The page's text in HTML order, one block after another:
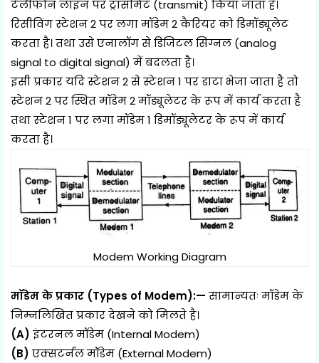
टेलीफोन लाइन पर ट्रांसमिट (transmit) किया जाता है।
रिसीविंग स्टेशन 2 पर लगा मॉडेम 2 कैरियर को डिमॉड्यूलेट
करता है। तथा उसे एनालॉग से डिजिटल सिग्नल (analog
signal to digital signal) में बदलता है।
इसी प्रकार यदि स्टेशन 2 से स्टेशन 1 पर डाटा भेजा जाता है तो
स्टेशन 2 पर स्थित मॉडेम 2 मॉड्यूलेटर के रूप में कार्य करता है
तथा स्टेशन 1 पर लगा मॉडेम 1 डिमॉड्यूलेटर के रूप में कार्य
करता है।
Modem Working Diagram
मॉडेम के प्रकार (Types of Modem):— सामान्यतः मॉडेम के
निम्नलिखित प्रकार देखने को मिलते है।
(A) इंटरनल मॉडेम (Internal Modem)
(B) एक्सटर्नल मॉडेम (External Modem)